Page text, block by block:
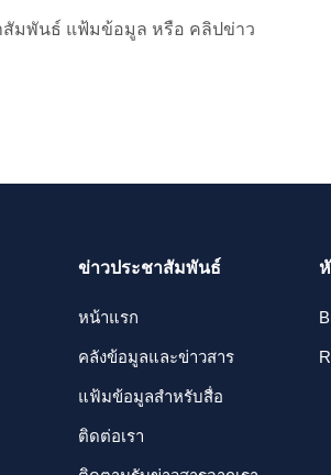
สัมพันธ์ แฟ้มข้อมูล หรือ คลิปข่าว
ข่าวประชาสัมพันธ์
หน้าแรก
คลังข้อมูลและข่าวสาร
แฟ้มข้อมูลสำหรับสื่อ
ติดต่อเรา